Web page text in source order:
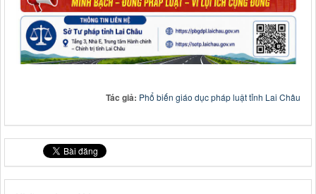
Tác giả: Phổ biến giáo dục pháp luật tỉnh Lai Châu